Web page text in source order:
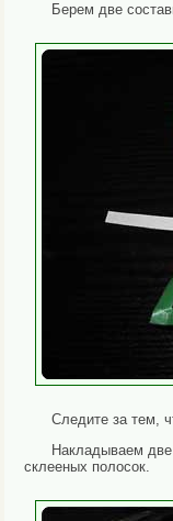
Берем две
Следите за тем,
Накладываем
склееных полосок.